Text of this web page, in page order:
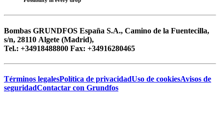
Bombas GRUNDFOS España S.A., Camino de la Fuentecilla,
s/n, 28110 Algete (Madrid),
Tel.: +34918488800 Fax: +34916280465
Términos legalesPolítica de privacidadUso de cookiesAvisos de
seguridadContactar con Grundfos